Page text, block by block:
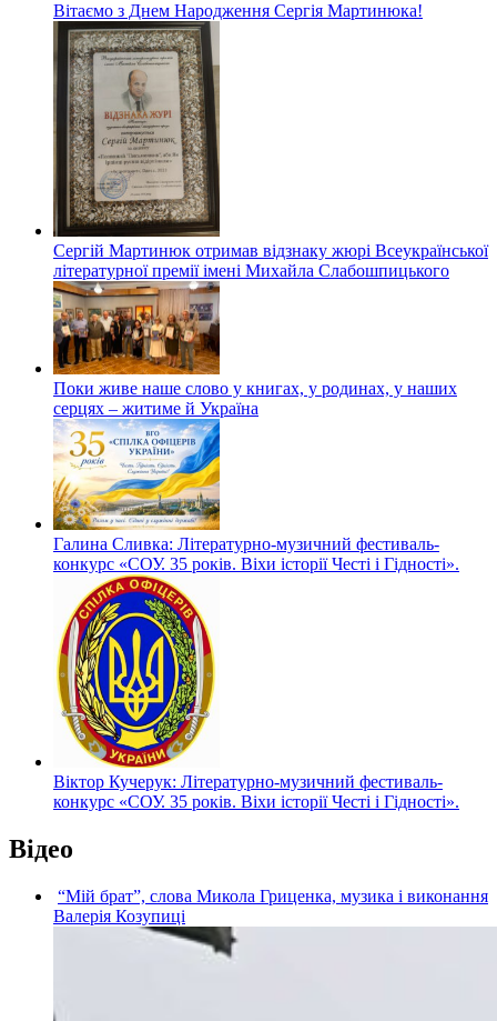
Вітаємо з Днем Народження Сергія Мартинюка!
Сергій Мартинюк отримав відзнаку жюрі Всеукраїнської
літературної премії імені Михайла Слабошпицького
Поки живе наше слово у книгах, у родинах, у наших
серцях – житиме й Україна
Галина Сливка: Літературно-музичний фестиваль-
конкурс «СОУ. 35 років. Віхи історії Честі і Гідності».
Віктор Кучерук: Літературно-музичний фестиваль-
конкурс «СОУ. 35 років. Віхи історії Честі і Гідності».
Відео
“Мій брат”, слова Микола Гриценка, музика і виконання
Валерія Козупиці